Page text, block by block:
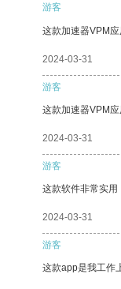
游客
这款加速器VPM
2024-03-31
游客
这款加速器VPM
2024-03-31
游客
这款软件非常实用
2024-03-31
游客
这款app是我工作